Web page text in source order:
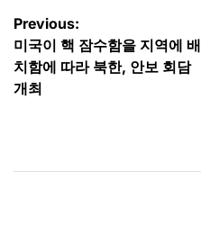
글
탐
색
Previous:
미국이 핵 잠수함을 지역에 배
치함에 따라 북한, 안보 회담
개최